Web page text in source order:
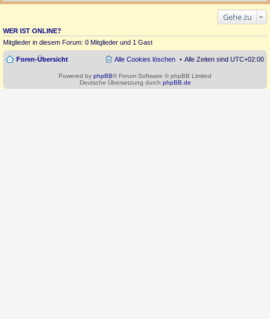
Gehe zu
WER IST ONLINE?
Mitglieder in diesem Forum: 0 Mitglieder und 1 Gast
Foren-Übersicht Alle Zeiten sind UTC+02:00
Alle Cookies löschen
Powered by phpBB® Forum Software © phpBB Limited
Deutsche Übersetzung durch phpBB.de